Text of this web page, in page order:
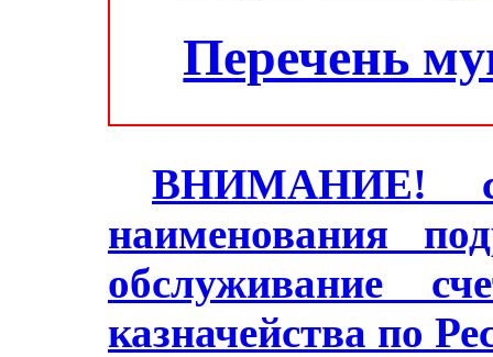
Перечень
ВНИМАНИЕ! с
наименования
обслуживание
казначейства по